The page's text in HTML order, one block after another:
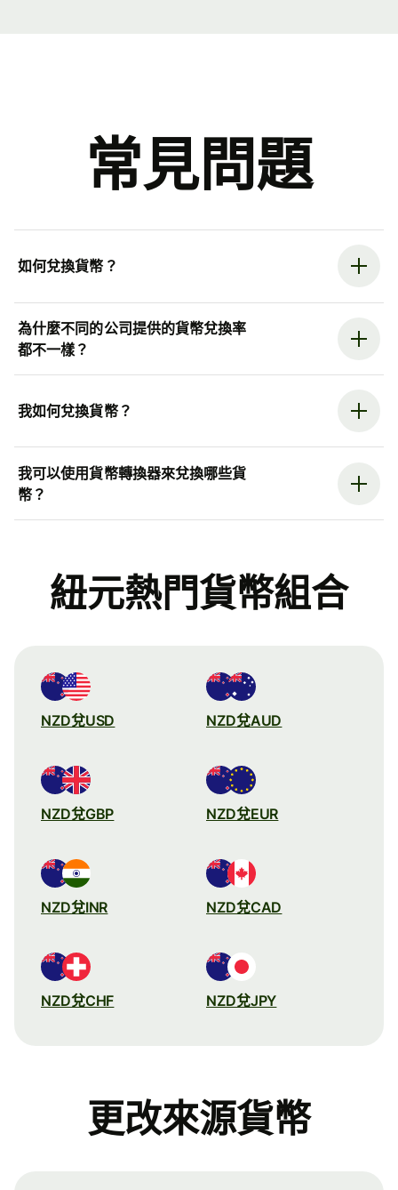
常見問題
如何兌換貨幣？
為什麼不同的公司提供的貨幣兌換率
都不一樣？
我如何兌換貨幣？
我可以使用貨幣轉換器來兌換哪些貨
幣？
紐元熱門貨幣組合
NZD兌USD NZD兌AUD
NZD兌GBP NZD兌EUR
NZD兌INR NZD兌CAD
NZD兌CHF NZD兌JPY
更改來源貨幣